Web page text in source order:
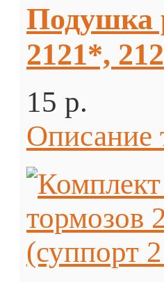
Подушка
2121*,
15 p.
Описание